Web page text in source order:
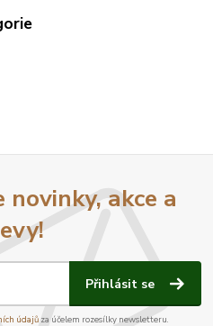
akce a
Přihlásit se
údajůza účelem rozesílky newsletteru.